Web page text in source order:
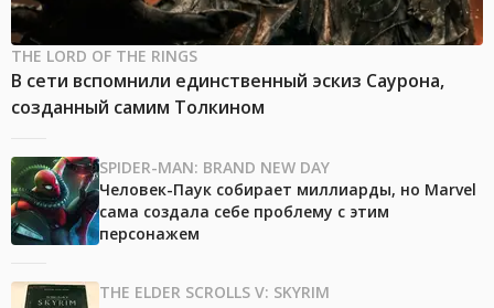
THE LORD OF THE RINGS
В сети вспомнили единственный эскиз Саурона,
созданный самим Толкином
SPIDER-MAN: BRAND NEW DAY
Человек-Паук собирает миллиарды, но Marvel
сама создала себе проблему с этим
персонажем
THE ELDER SCROLLS V: SKYRIM